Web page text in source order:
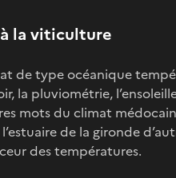
la viticulture
de type océanique
la pluviométrie,
mots du climat
l’estuaire de la gironde
des températures.